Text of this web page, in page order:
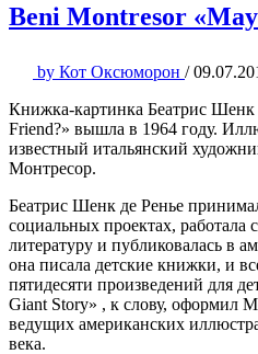
Beni Montresor
by Кот Оксюморон /
Книжка-картинка Беатрис Шенк
Friend?» вышла в 1964 году.
известный итальянский
Монтресор.
Беатрис Шенк де Ренье
социальных проектах,
литературу и публиковалась в
она писала детские книжки, и
пятидесяти произведений для
Giant Story» , к слову, оформил
ведущих американских
века.